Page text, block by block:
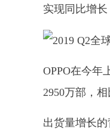
实现同比增长
OPPO在今年
2950万部，
出货量增长